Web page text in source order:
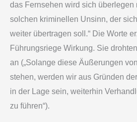
das Fernsehen wird sich überlegen
solchen kriminellen Unsinn, der
weiter übertragen soll.“ Die Worte
Führungsriege Wirkung. Sie
an („Solange diese Äußerungen
stehen, werden wir aus Gründen
in der Lage sein, weiterhin
zu führen“).